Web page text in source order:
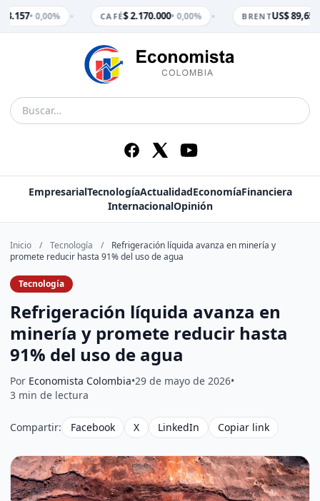
• 0,00% CAFÉ$ 2.170.000• 0,00% BRENTUS$ 89,65•
EmpresarialTecnologíaActualidadEconomíaFinanciera
InternacionalOpinión
Inicio / Tecnología /
Refrigeración líquida avanza en minería y
promete reducir hasta 91% del uso de agua
Tecnología
Refrigeración líquida avanza en
minería y promete reducir hasta
91% del uso de agua
Por Economista Colombia•29 de mayo de 2026•
3 min de lectura
Compartir: Facebook X LinkedIn Copiar link